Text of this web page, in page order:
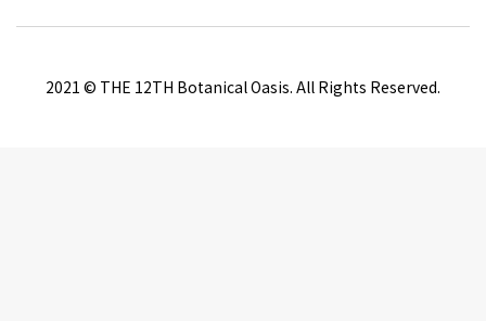
2021 © THE 12TH Botanical Oasis. All Rights Reserved.